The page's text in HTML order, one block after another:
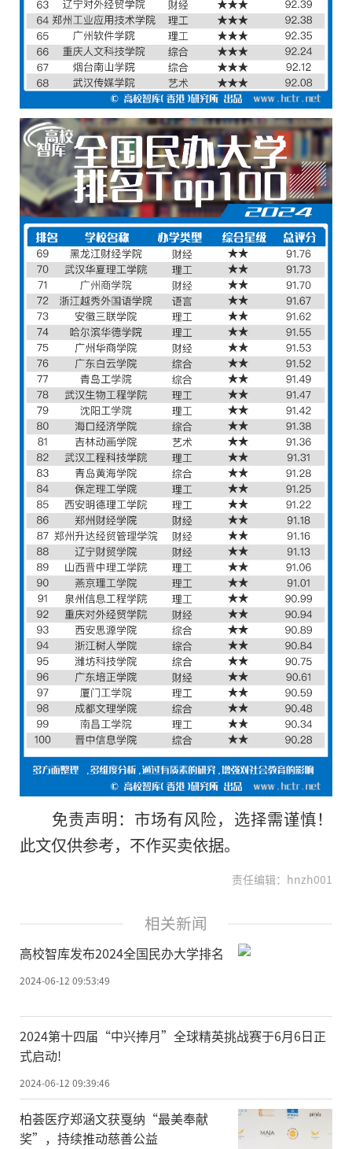
免责声明：市场有风险，选择需谨慎！
此文仅供参考，不作买卖依据。
责任编辑：hnzh001
相关新闻
高校智库发布2024全国民办大学排名
2024-06-12 09:53:49
2024第十四届“中兴捧月”全球精英挑战赛于6月6日正
式启动!
2024-06-12 09:39:46
柏荟医疗郑涵文获戛纳“最美奉献
奖”，持续推动慈善公益